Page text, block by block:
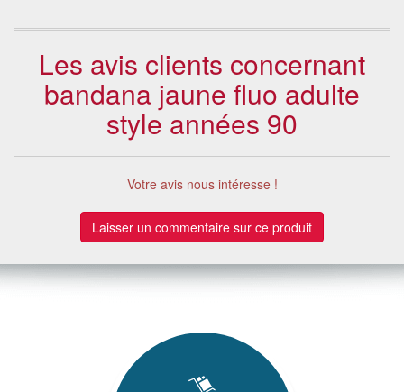
Les avis clients concernant
bandana jaune fluo adulte
style années 90
Votre avis nous intéresse !
Laisser un commentaire sur ce produit